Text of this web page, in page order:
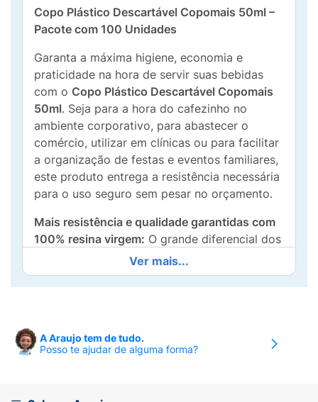
Copo Plástico Descartável Copomais 50ml –
Pacote com 100 Unidades
Garanta a máxima higiene, economia e
praticidade na hora de servir suas bebidas
com o Copo Plástico Descartável Copomais
50ml. Seja para a hora do cafezinho no
ambiente corporativo, para abastecer o
comércio, utilizar em clínicas ou para facilitar
a organização de festas e eventos familiares,
este produto entrega a resistência necessária
para o uso seguro sem pesar no orçamento.
Mais resistência e qualidade garantidas com
100% resina virgem: O grande diferencial dos
copos descartáveis Copomais é a sua
fabricação focada na segurança do
consumidor. Produzidos inteiramente com
disso, seguem rigorosamente as normas
técnicas da ABNT NBR 14.865
Ver mais...
A Araujo tem de tudo.
Posso te ajudar de alguma forma?